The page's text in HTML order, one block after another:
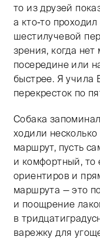
то из друзей
а кто-то
шестилучевой
зрения, когда
посередине или
быстрее. Я учила
перекресток по
Собака
ходили
маршрут, пусть
и комфортный, то
ориентиров и
маршрута — это
и поощрение
в
варежку для